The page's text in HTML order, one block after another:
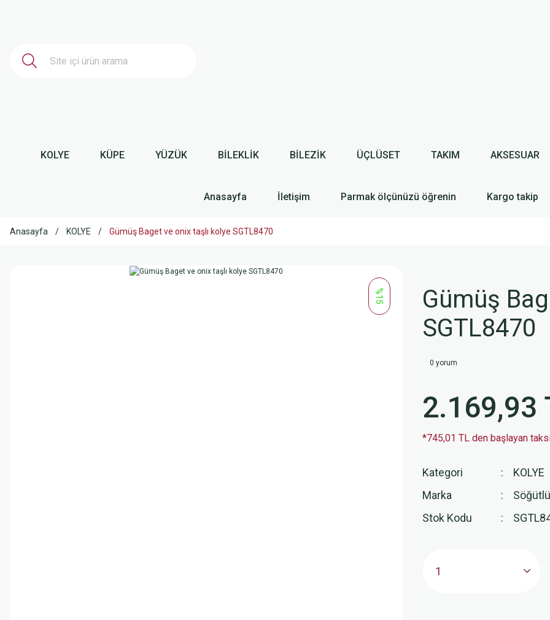
KOLYE KÜPE YÜZÜK BİLEKLİK BİLEZİK ÜÇLÜSET TAKIM AKSESUAR
Anasayfa İletişim Parmak ölçünüzü öğrenin Kargo takip
Anasayfa KOLYE Gümüş Baget ve onix taşlı kolye SGTL8470
%15
Gümüş
SGTL8470
0 yorum
2.169,93
*745,01 TL den başlayan
Kategori
KOLYE
Marka
Stok Kodu